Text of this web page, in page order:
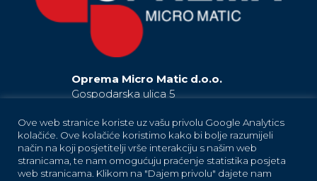
Oprema Micro Matic d.o.o.
Gospodarska ulica 5
Hrvatska / Croatia
EU
+385 42 819 181 (Ludbreg)
+385 42 819 183 (Ludbreg)
Ove web stranice koriste uz vašu privolu Google Analytics
kolačiće. Ove kolačiće koristimo kako bi bolje razumijeli
način na koji posjetitelji vrše interakciju s našim web
stranicama, te nam omogućuju praćenje statistika posjeta
web stranicama. Klikom na "Dajem privolu" dajete nam